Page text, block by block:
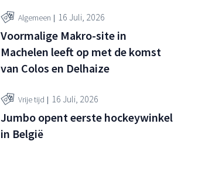
Algemeen 16 Juli, 2026
Voormalige Makro-site in
Machelen leeft op met de komst
van Colos en Delhaize
Vrije tijd 16 Juli, 2026
Jumbo opent eerste hockeywinkel
in België